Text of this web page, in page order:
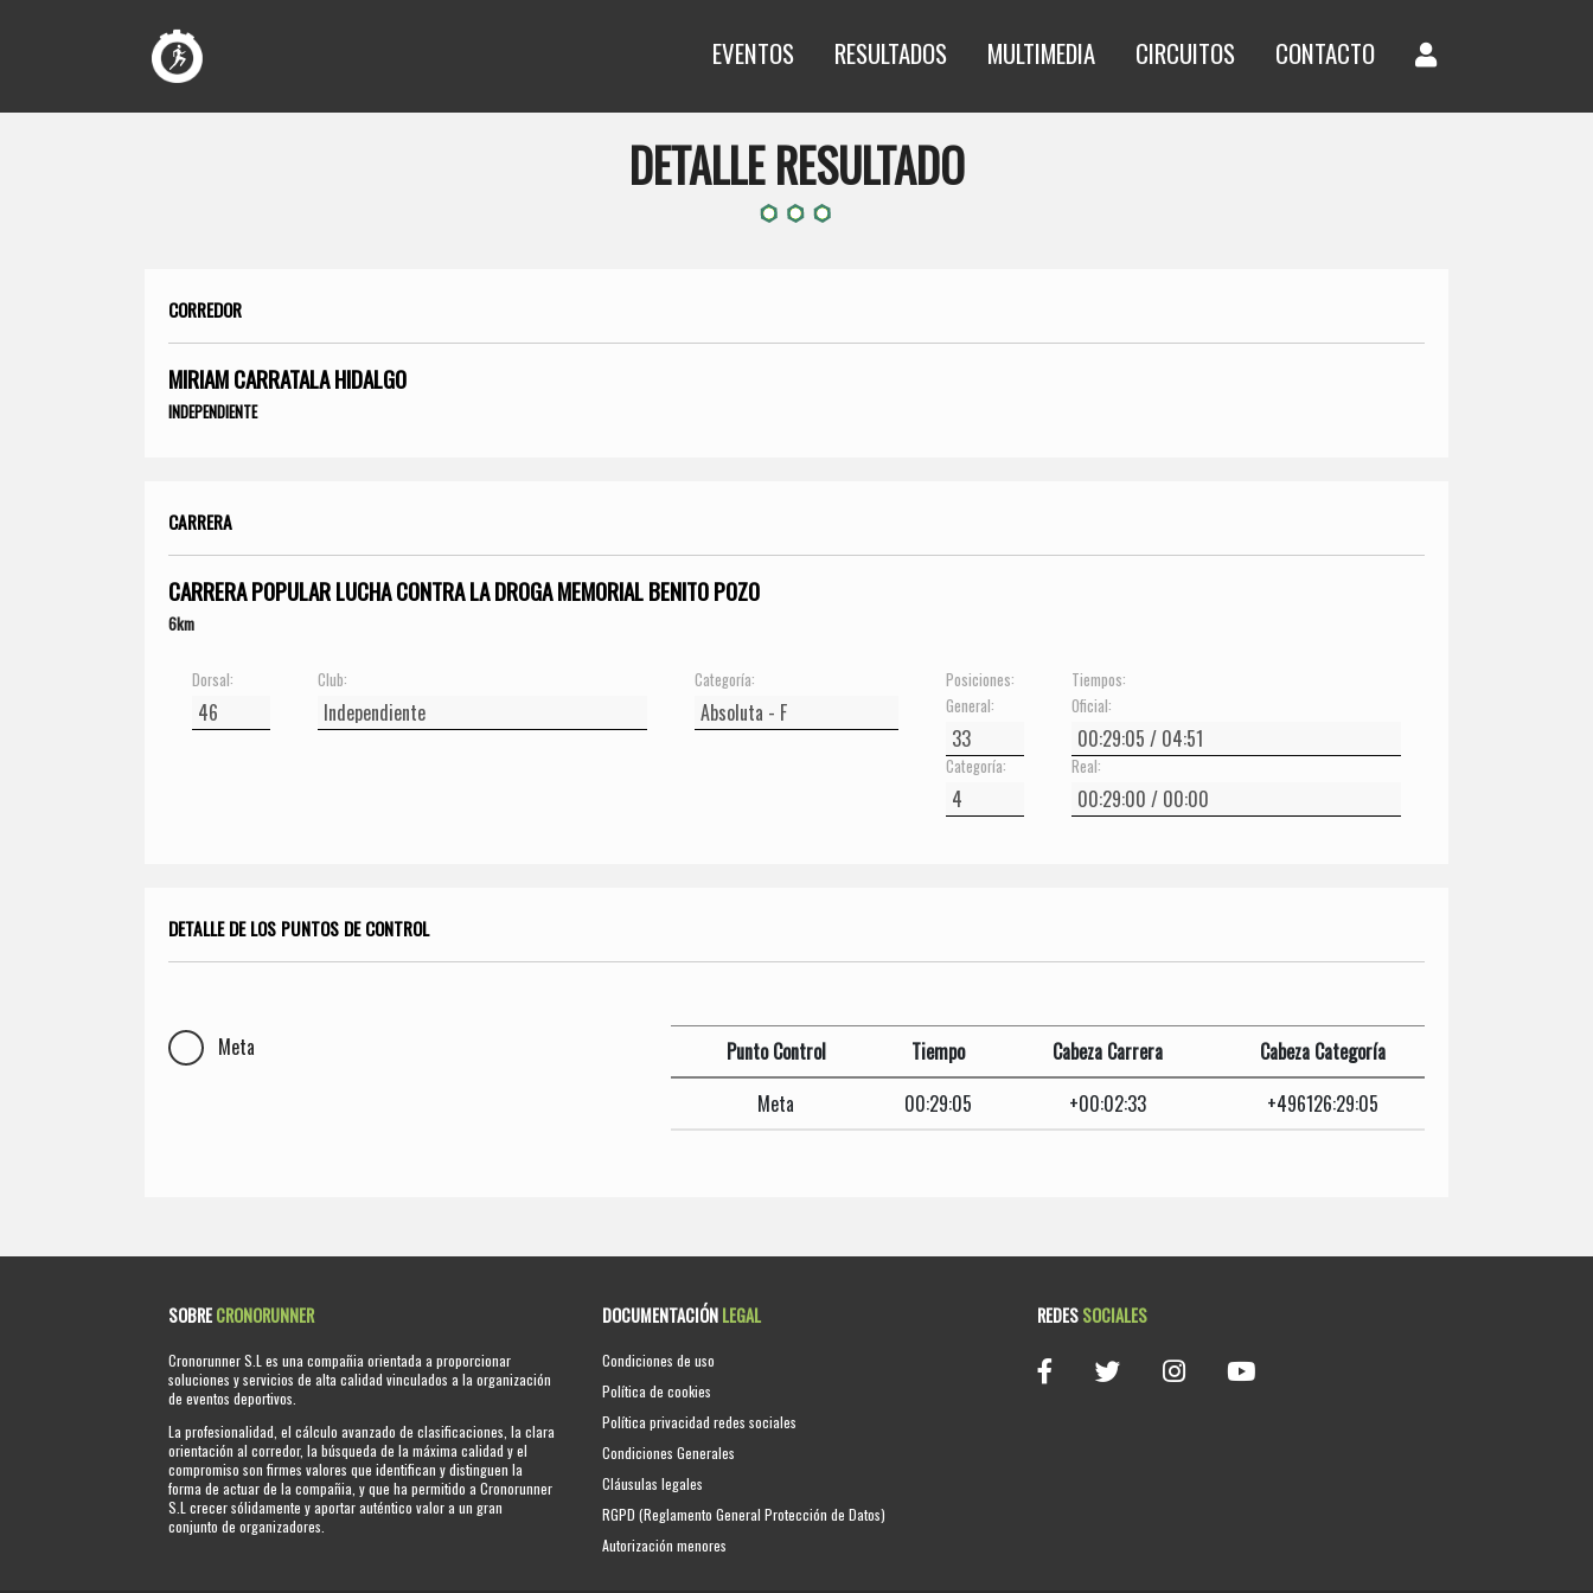
EVENTOS RESULTADOS MULTIMEDIA CIRCUITOS CONTACTO
DETALLE RESULTADO
CORREDOR
MIRIAM CARRATALA HIDALGO
INDEPENDIENTE
CARRERA
CARRERA POPULAR LUCHA CONTRA LA DROGA MEMORIAL BENITO POZO
6km
Dorsal: Club: Categoría:
Posiciones:
General:
Categoría:
Tiempos:
Oficial:
Real:
DETALLE DE LOS PUNTOS DE CONTROL
Meta Punto Control Tiempo Cabeza Carrera
Cabeza Categoría
Meta
00:29:05 +00:02:33 +496126:29:05
SOBRECRONORUNNER
Cronorunner S.L es una compañia orientada a proporcionar
soluciones y servicios de alta calidad vinculados a la organización
de eventos deportivos.
La profesionalidad, el cálculo avanzado de clasificaciones, la clara
orientación al corredor, la búsqueda de la máxima calidad y el
compromiso son firmes valores que identifican y distinguen la
forma de actuar de la compañia, y que ha permitido a Cronorunner
S.L crecer sólidamente y aportar auténtico valor a un gran
conjunto de organizadores.
DOCUMENTACIÓNLEGAL
Condiciones de uso
Política de cookies
Política privacidad redes sociales
Condiciones Generales
Cláusulas legales
RGPD (Reglamento General Protección de Datos)
Autorización menores
REDESSOCIALES